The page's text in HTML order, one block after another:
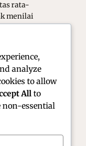
rata-
menilai
analyze
to allow
All to
non-essential